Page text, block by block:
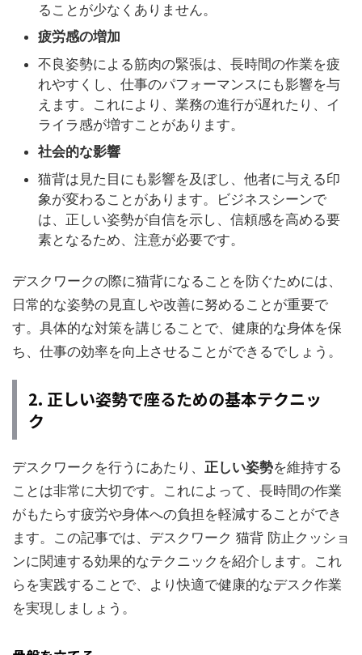
ることが少なくありません。
疲労感の増加
不良姿勢による筋肉の緊張は、長時間の作業を疲
れやすくし、仕事のパフォーマンスにも影響を与
えます。これにより、業務の進行が遅れたり、イ
ライラ感が増すことがあります。
社会的な影響
猫背は見た目にも影響を及ぼし、他者に与える印
象が変わることがあります。ビジネスシーンで
は、正しい姿勢が自信を示し、信頼感を高める要
素となるため、注意が必要です。
デスクワークの際に猫背になることを防ぐためには、
日常的な姿勢の見直しや改善に努めることが重要で
す。具体的な対策を講じることで、健康的な身体を保
ち、仕事の効率を向上させることができるでしょう。
2. 正しい姿勢で座るための基本テクニッ
ク
デスクワークを行うにあたり、 正しい姿勢を維持する
ことは非常に大切です。これによって、長時間の作業
がもたらす疲労や身体への負担を軽減することができ
ます。この記事では、デスクワーク 猫背 防止クッショ
ンに関連する効果的なテクニックを紹介します。これ
らを実践することで、より快適で健康的なデスク作業
を実現しましょう。